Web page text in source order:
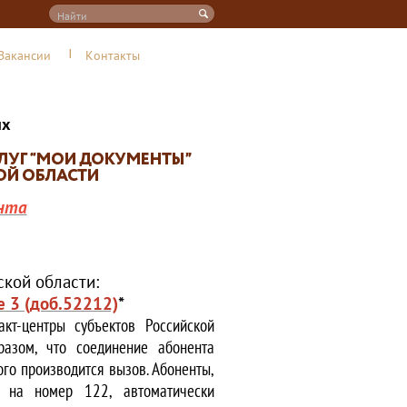
Контакты
области:
3 (доб.52212)*
центры субъектов Российской
что соединение абонента
производится вызов. Абоненты,
на номер 122, автоматически